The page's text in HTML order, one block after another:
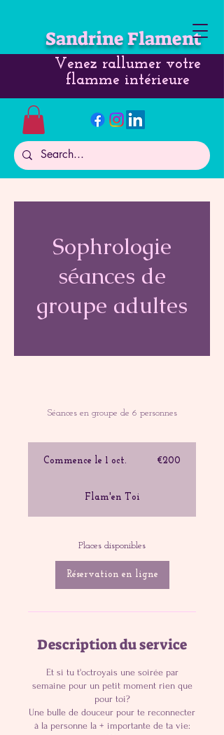
Sandrine Flament
Venez rallumer votre
flamme intérieure
Sophrologie
séances de
groupe adultes
Séances en groupe de 6 personnes
Commence le 1 oct.
m
e
c
e
l
e
o
t
€200
Flam'en Toi
Places disponibles
Réservation en ligne
Description du service
Et si tu t'octroyais une soirée par
semaine pour un petit moment rien que
pour toi?
Une bulle de douceur pour te reconnecter
à la personne la + importante de ta vie: